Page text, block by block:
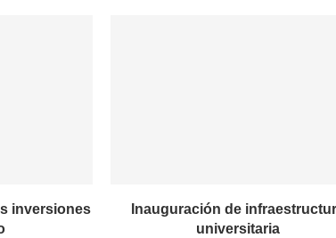
inversiones
Inauguración de
universitaria